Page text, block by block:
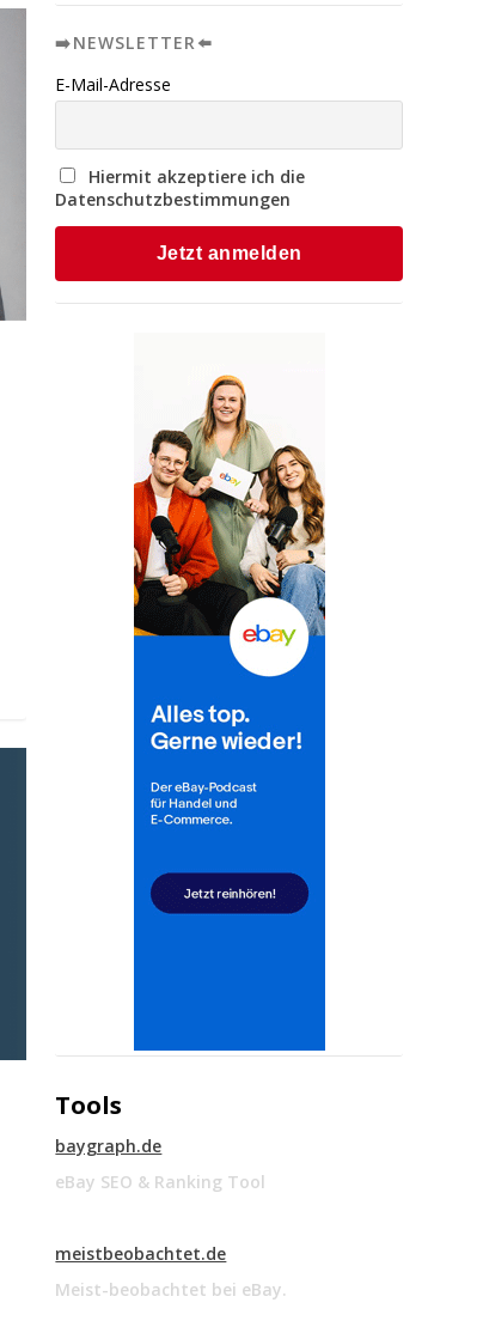
➡️NEWSLETTER⬅️
E-Mail-Adresse
Hiermit akzeptiere ich die
Datenschutzbestimmungen
Tools
baygraph.de
eBay SEO & Ranking Tool
meistbeobachtet.de
Meist-beobachtet bei eBay.